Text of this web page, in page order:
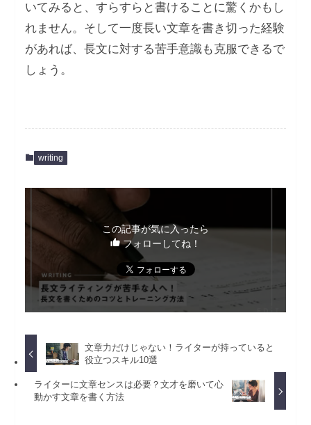
いてみると、すらすらと書けることに驚くかもし
れません。そして一度長い文章を書き切った経験
があれば、長文に対する苦手意識も克服できるで
しょう。
writing
この記事が気に入ったら
フォローしてね！
文章力だけじゃない！ライターが持っていると
役立つスキル10選
ライターに文章センスは必要？文才を磨いて心
動かす文章を書く方法